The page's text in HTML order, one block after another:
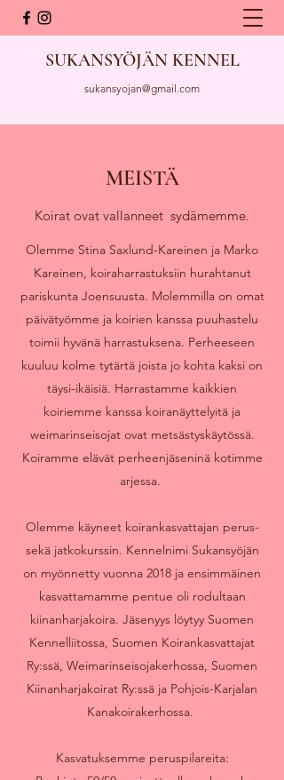
SUKANSYÖJÄN KENNEL
sukansyojan@gmail.com
MEISTÄ
Koirat ovat vallanneet sydämemme.
Olemme Stina Saxlund-Kareinen ja Marko
Kareinen, koiraharrastuksiin hurahtanut
pariskunta Joensuusta. Molemmilla on omat
päivätyömme ja koirien kanssa puuhastelu
toimii hyvänä harrastuksena. Perheeseen
kuuluu kolme tytärtä joista jo kohta kaksi on
täysi-ikäisiä. Harrastamme kaikkien
koiriemme kanssa koiranäyttelyitä ja
weimarinseisojat ovat metsästyskäytössä.
Koiramme elävät perheenjäseninä kotimme
arjessa.
Olemme käyneet koirankasvattajan perus-
sekä jatkokurssin. Kennelnimi Sukansyöjän
on myönnetty vuonna 2018 ja ensimmäinen
kasvattamamme pentue oli rodultaan
kiinanharjakoira. Jäsenyys löytyy Suomen
Kennelliitossa, Suomen Koirankasvattajat
Ry:ssä, Weimarinseisojakerhossa, Suomen
Kiinanharjakoirat Ry:ssä ja Pohjois-Karjalan
Kanakoirakerhossa.
Kasvatuksemme peruspilareita: